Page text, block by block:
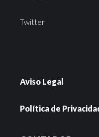
Twitter
Aviso Legal
Política de